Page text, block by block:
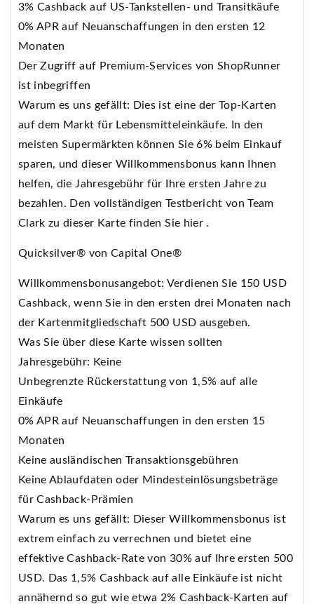
3% Cashback auf US-Tankstellen- und Transitkäufe
0% APR auf Neuanschaffungen in den ersten 12
Monaten
Der Zugriff auf Premium-Services von ShopRunner
ist inbegriffen
Warum es uns gefällt: Dies ist eine der Top-Karten
auf dem Markt für Lebensmitteleinkäufe. In den
meisten Supermärkten können Sie 6% beim Einkauf
sparen, und dieser Willkommensbonus kann Ihnen
helfen, die Jahresgebühr für Ihre ersten Jahre zu
bezahlen. Den vollständigen Testbericht von Team
Clark zu dieser Karte finden Sie hier .
Quicksilver® von Capital One®
Willkommensbonusangebot: Verdienen Sie 150 USD
Cashback, wenn Sie in den ersten drei Monaten nach
der Kartenmitgliedschaft 500 USD ausgeben.
Was Sie über diese Karte wissen sollten
Jahresgebühr: Keine
Unbegrenzte Rückerstattung von 1,5% auf alle
Einkäufe
0% APR auf Neuanschaffungen in den ersten 15
Monaten
Keine ausländischen Transaktionsgebühren
Keine Ablaufdaten oder Mindesteinlösungsbeträge
für Cashback-Prämien
Warum es uns gefällt: Dieser Willkommensbonus ist
extrem einfach zu verrechnen und bietet eine
effektive Cashback-Rate von 30% auf Ihre ersten 500
USD. Das 1,5% Cashback auf alle Einkäufe ist nicht
annähernd so gut wie etwa 2% Cashback-Karten auf